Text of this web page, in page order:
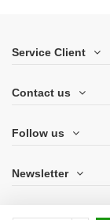
Service Client
Contact us
Follow us
Newsletter